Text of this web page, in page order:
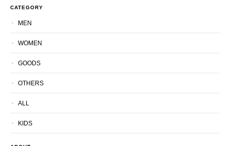
CATEGORY
MEN
WOMEN
GOODS
OTHERS
ALL
KIDS